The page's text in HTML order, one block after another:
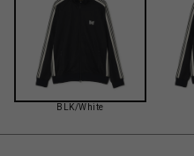
BLK/White